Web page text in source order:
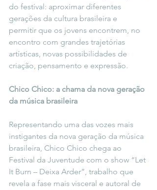
do festival: aproximar diferentes
gerações da cultura brasileira e
permitir que os jovens encontrem, no
encontro com grandes trajetórias
artísticas, novas possibilidades de
criação, pensamento e expressão.
Chico Chico: a chama da nova geração
da música brasileira
Representando uma das vozes mais
instigantes da nova geração da música
brasileira, Chico Chico chega ao
Festival da Juventude com o show “Let
It Burn – Deixa Arder”, trabalho que
revela a fase mais visceral e autoral de